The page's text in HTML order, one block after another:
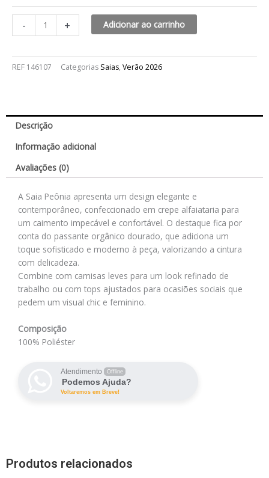
- + Adicionar ao carrinho
REF 146107 Categorias Saias, Verão 2026
Descrição
Informação adicional
Avaliações (0)
A Saia Peônia apresenta um design elegante e
contemporâneo, confeccionado em crepe alfaiataria para
um caimento impecável e confortável. O destaque fica por
conta do passante orgânico dourado, que adiciona um
toque sofisticado e moderno à peça, valorizando a cintura
com delicadeza.
Combine com camisas leves para um look refinado de
trabalho ou com tops ajustados para ocasiões sociais que
pedem um visual chic e feminino.
Composição
100% Poliéster
Atendimento Offline
Podemos Ajuda?
Voltaremos em Breve!
Produtos relacionados